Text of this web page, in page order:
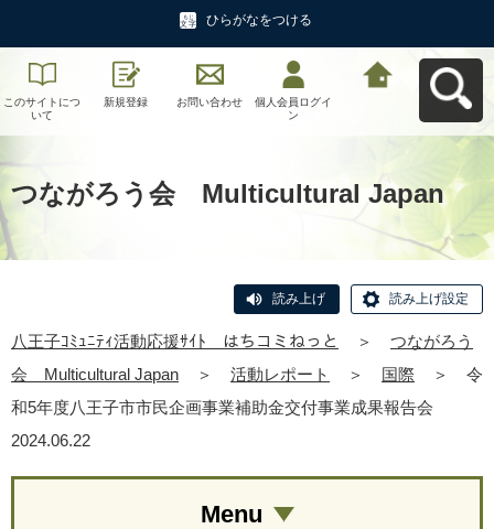
ひらがなをつける
このサイトにつ
いて
新規登録 お問い合わせ
個人会員ログイ
ン
つながろう会 Multicultural Japan
読み上げ 読み上げ設定
八王子ｺﾐｭﾆﾃｨ活動応援ｻｲﾄ はちコミねっと ＞
つながろう
会 Multicultural Japan
＞ 活動レポート ＞ 国際 ＞
令
和5年度八王子市市民企画事業補助金交付事業成果報告会
2024.06.22
Menu